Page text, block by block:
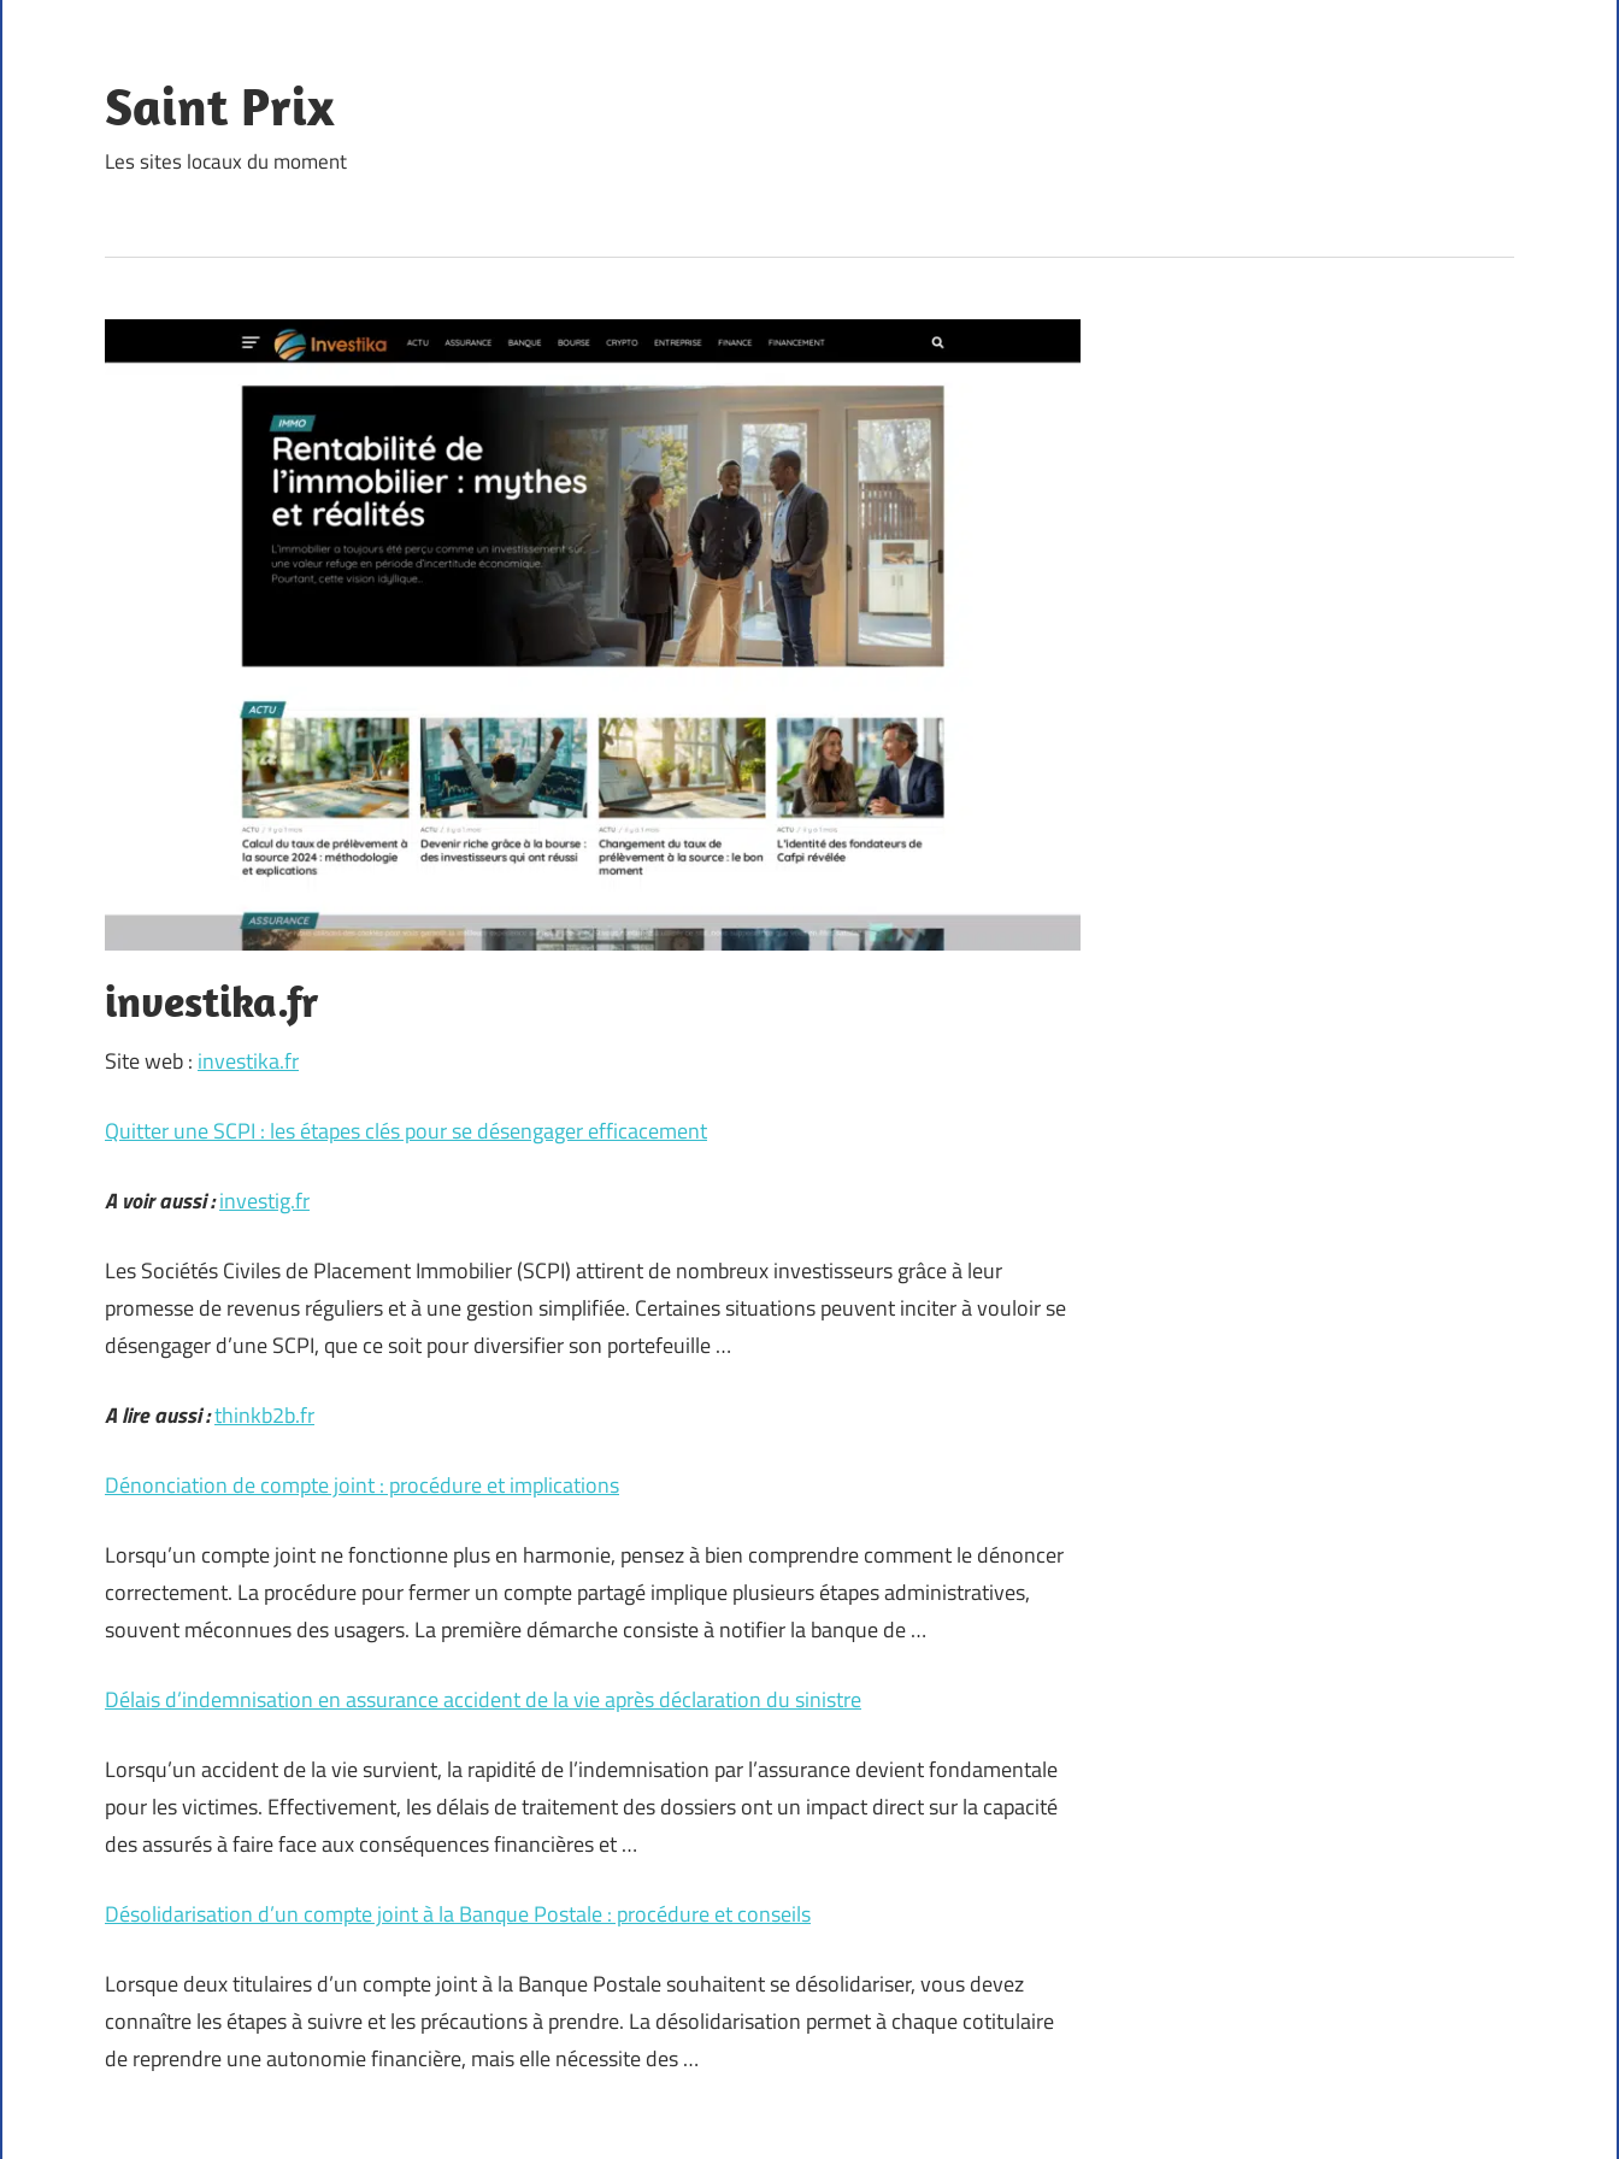
content
Saint Prix
Les sites locaux du moment
investika.fr
Site web : investika.fr
Quitter une SCPI : les étapes clés pour se désengager efficacement
A voir aussi :investig.fr
Les Sociétés Civiles de Placement Immobilier (SCPI) attirent de nombreux investisseurs grâce à leur
promesse de revenus réguliers et à une gestion simplifiée. Certaines situations peuvent inciter à vouloir se
désengager d’une SCPI, que ce soit pour diversifier son portefeuille …
A lire aussi :thinkb2b.fr
Dénonciation de compte joint : procédure et implications
Lorsqu’un compte joint ne fonctionne plus en harmonie, pensez à bien comprendre comment le dénoncer
correctement. La procédure pour fermer un compte partagé implique plusieurs étapes administratives,
souvent méconnues des usagers. La première démarche consiste à notifier la banque de …
Délais d’indemnisation en assurance accident de la vie après déclaration du sinistre
Lorsqu’un accident de la vie survient, la rapidité de l’indemnisation par l’assurance devient fondamentale
pour les victimes. Effectivement, les délais de traitement des dossiers ont un impact direct sur la capacité
des assurés à faire face aux conséquences financières et …
Désolidarisation d’un compte joint à la Banque Postale : procédure et conseils
Lorsque deux titulaires d’un compte joint à la Banque Postale souhaitent se désolidariser, vous devez
connaître les étapes à suivre et les précautions à prendre. La désolidarisation permet à chaque cotitulaire
de reprendre une autonomie financière, mais elle nécessite des …